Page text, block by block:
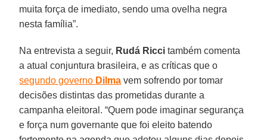
muita força de imediato, sendo uma ovelha negra
nesta família”.
Na entrevista a seguir, Rudá Ricci também comenta
a atual conjuntura brasileira, e as críticas que o
segundo governo Dilma vem sofrendo por tomar
decisões distintas das prometidas durante a
campanha eleitoral. “Quem pode imaginar segurança
e força num governante que foi eleito batendo